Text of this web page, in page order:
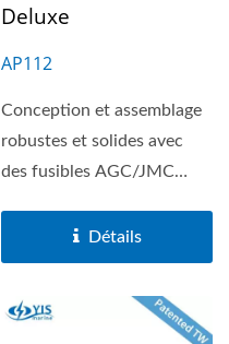
Deluxe
AP112
Conception et assemblage
robustes et solides avec
des fusibles AGC/JMC
Détails